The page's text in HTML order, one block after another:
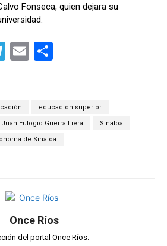
Fonseca, quien dejara su
T
gr
a
m
E
p
ar
tir
educación superior
Juan Eulogio Guerra Liera Sinaloa
de Sinaloa
Once Ríos
del portal Once Ríos.